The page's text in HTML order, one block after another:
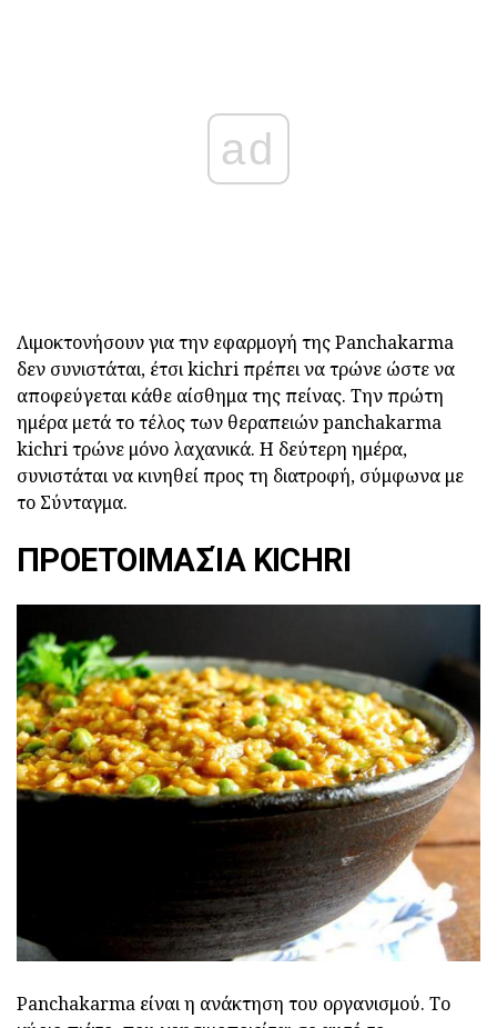
ad
Λιμοκτονήσουν για την εφαρμογή της Panchakarma
δεν συνιστάται, έτσι kichri πρέπει να τρώνε ώστε να
αποφεύγεται κάθε αίσθημα της πείνας. Την πρώτη
ημέρα μετά το τέλος των θεραπειών panchakarma
kichri τρώνε μόνο λαχανικά. Η δεύτερη ημέρα,
συνιστάται να κινηθεί προς τη διατροφή, σύμφωνα με
το Σύνταγμα.
ΠΡΟΕΤΟΙΜΑΣΊΑ KICHRI
Panchakarma είναι η ανάκτηση του οργανισμού. Το